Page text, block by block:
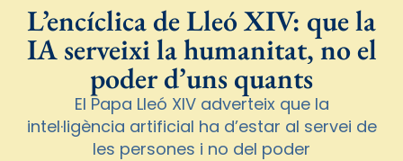
L’encíclica de Lleó XIV: que la
IA serveixi la humanitat, no el
poder d’uns quants
El Papa Lleó XIV adverteix que la
intel·ligència artificial ha d’estar al servei de
les persones i no del poder